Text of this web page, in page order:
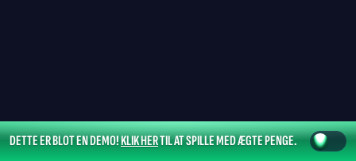
DETTE ER BLOT EN DEMO!KLIK HERTIL AT SPILLE MED ÆGTE PENGE.